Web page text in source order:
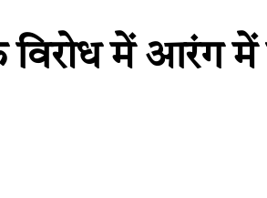
विरोध में आरंग में